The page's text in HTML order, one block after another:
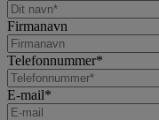
Firmanavn
Telefonnummer*
E-mail*